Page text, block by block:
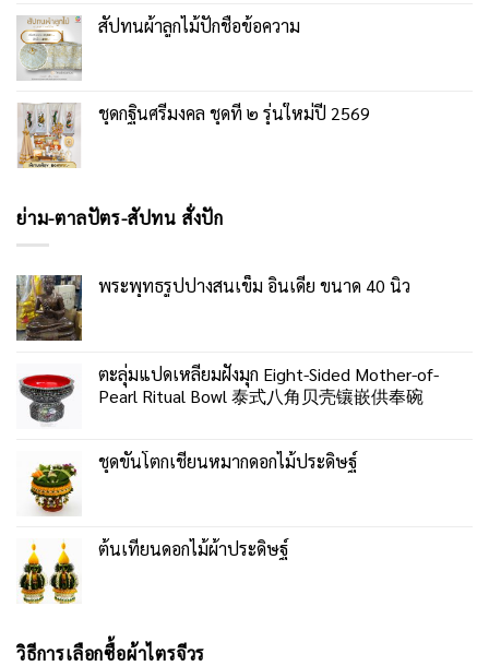
สัปทนผ้าลูกไม้ปักชื่อข้อความ
ชุดกฐินศรีมงคล ชุดที่ ๒ รุ่นใหม่ปี 2569
ย่าม-ตาลปัตร-สัปทน สั่งปัก
พระพุทธรูปปางสนเข็ม อินเดีย ขนาด 40 นิ้ว
ตะลุ่มแปดเหลี่ยมฝังมุก Eight-Sided Mother-of-
Pearl Ritual Bowl 泰式八角贝壳镶嵌供奉碗
ชุดขันโตกเชี่ยนหมากดอกไม้ประดิษฐ์
ต้นเทียนดอกไม้ผ้าประดิษฐ์
วิธีการเลือกซื้อผ้าไตรจีวร